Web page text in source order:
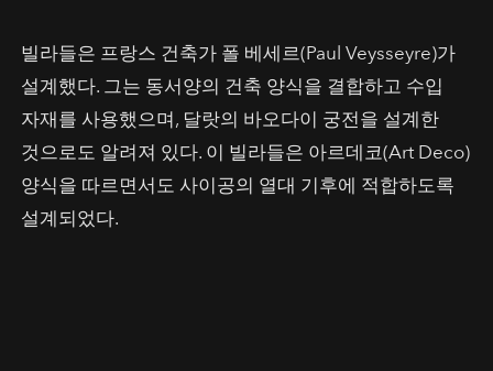
빌라들은 프랑스 건축가 폴 베세르(Paul Veysseyre)가
설계했다. 그는 동서양의 건축 양식을 결합하고 수입
자재를 사용했으며, 달랏의 바오다이 궁전을 설계한
것으로도 알려져 있다. 이 빌라들은 아르데코(Art Deco)
양식을 따르면서도 사이공의 열대 기후에 적합하도록
설계되었다.